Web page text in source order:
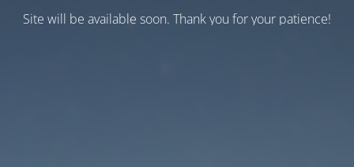
Site will be available soon. Thank you for your patience!